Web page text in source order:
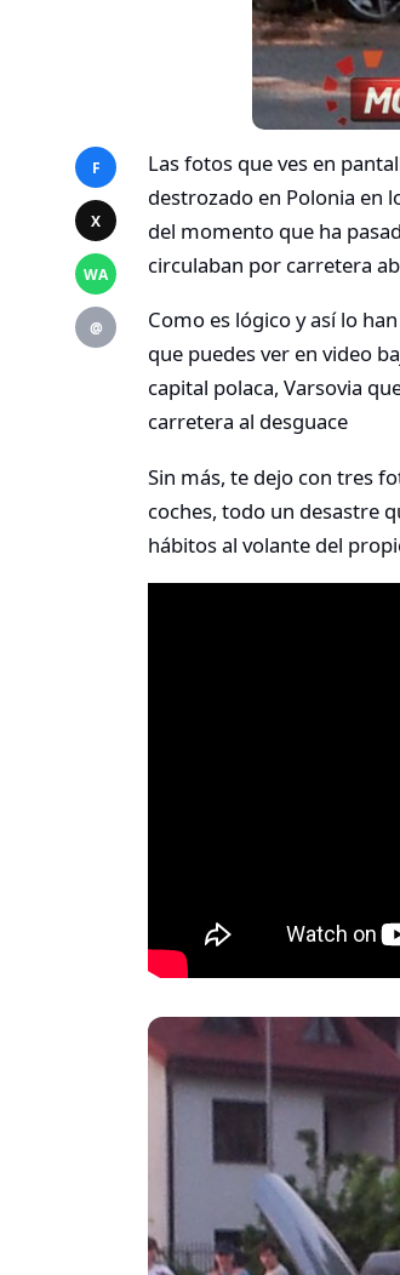
F
X
WA
@
Las fotos que ves en
destrozado en Polonia en
del momento que ha
circulaban por carretera
Como es lógico y así lo
que puedes ver en video
capital polaca, Varsovia
carretera al desguace
Sin más, te dejo con tres
coches, todo un desastre
hábitos al volante del